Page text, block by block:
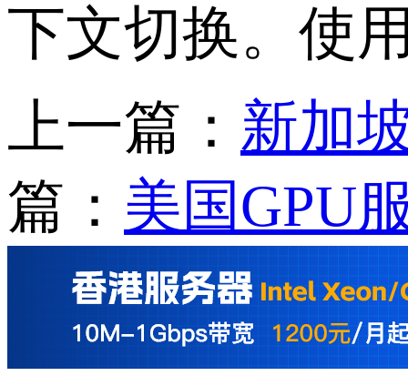
下文切换。使
上一篇： 新加
篇： 美国GPU